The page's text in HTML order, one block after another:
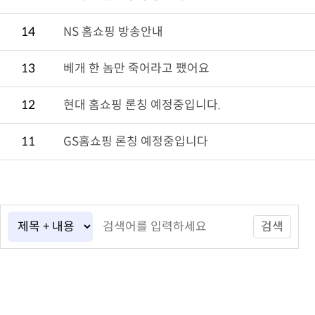
14 NS 홈쇼핑 방송안내
13 베개 한 놈만 죽어라고 팼어요
12 현대 홈쇼핑 론칭 예정중입니다.
11 GS홈쇼핑 론칭 예정중입니다
검색